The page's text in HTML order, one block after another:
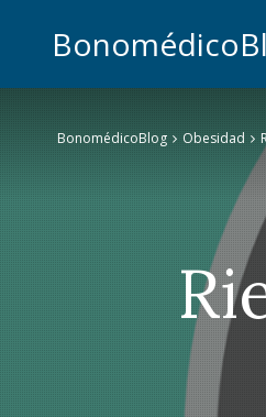
BonomédicoBlog Obesidad